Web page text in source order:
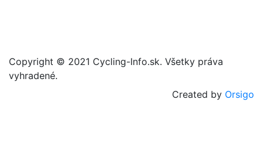
Copyright © 2021 Cycling-Info.sk. Všetky práva
vyhradené.
Created by Orsigo